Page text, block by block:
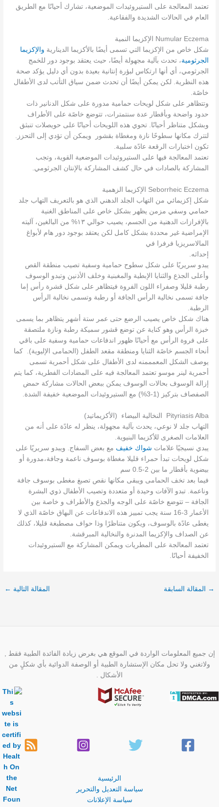
تعتمد المعالجة على الستيروئيدات الموضعية، تشارك أحيانًا مع الطريق
العام في الحالات الشديدة والفقاعية.
Numular Eczema الإكزيما النمية
شكل خاص من الإكزيما التي تسمى أيضًا بالأكزيما الدينارية والإكزيما
الجرثومية، تحدث بآلية مجهولة أيضًا، حيث يعتقد بوجود دور للخمج
الجرثومي، أي أنها ارتكاس لبؤرة إنتانية بعيدة بدون أي دليل يؤكد صحة
هذه النظرية. لكن يمكن أيضًا أن تحدث ضمن سياق التأتب لدى الأطفال
خاصًة.
وتتظاهر على شكل لويحات حمامية مدورة على شكل الدنانير ذات
حدود واضحة وبأقطار عدة سنتمترات، تتوضع خاصًة على الأطراف
وبشكل متناظر أحيانًا. تحوي هذه اللويحات أحيانًا على حويصلات تنبثق
لتترك مكانها سطوحًا نازة ومغطاة بقشور ويمكن أن تؤدي إلى التحزز.
تكون اختبارات الرقعة عادًة سلبية.
تعتمد المعالجة فيها على الستيروئيدات الموضعية القوية، وتجب
المشاركة بالصادات في حال كشف المشاركة بالإنتان الجرثومي.
Seborrheic Eczema الإكزيما الزهمية
شكل إكزيمائي من التهاب الجلد الدهني الذي هو بالتعريف التهاب جلد
حمامي وسفي مزمن يظهر بشكل خاص على المناطق الغنية
بالإفرازات الدهنية من الجسم، يصيب حوالي ١٣% من البالغين، آليته
الإمراضية غير محددة بشكل كامل لكن يعتقد بوجود دور هام لأبواغ
المالاسريزيا فرفرا في
إحداثه.
يبدو سريريًا على شكل سطوح حمامية وسفية تصيب منطقة القص
وأعلى الجذع والثنايا الإبطية والمغبنية وخلف الأذنين وتبدو الوسوف
رطبة قليلا وصفراء اللون الفروة فيتظاهر على شكل قشرة رأس إما
جافة تسمى نخالية الرأس الجافة أو رطبة وتسمى نخالية الرأس
الرطبة.
هناك شكل خاص يصيب الرضع حتى عمر ستة أشهر يتظاهر بما يسمى
خبزة الرأس وهو كناية عن توضع قشور سميكة رطبة ونازة ملتصقة
على فروة الرأس مع أحيانًا ظهور اندفاعات حمامية وسفية على باقي
أنحاء الجسم خاصًة الثنايا ومنطقة مقعد الطفل (الحمامى الإليوية). كما
يوصف الشكل المعمممنه لدى الأطفال على شكل أحمرية تسمى
أحمرية لينر موسو تعتمد المعالجة فيه على المضادات الفطرية، كما يتم
إزالة الوسوف بحالات الوسوف يمكن ببعض الحالات مشاركة حمض
الصفصاف بتركيز (1-3%) مع الستيروئيدات الموضعية خفيفة الشدة.
Pityriasis Alba النخالية البيضاء (الأكزيماتيد)
التهاب جلد لا نوعي، يحدث بآلية مجهولة، ينظر له عادًة على أنه من
العلامات الصغرى للأكزيما البنيوية.
يبدي نسيجيًا علامات شواك خفيف مع بعض السفاج. ويبدو سريريًا على
شكل لويحات تبدأ حمراء قليلا مغطاة بوسوف ناعمة وجافة،مدورة أو
بيضوية بأقطار ما بين 2-0.5 سم
فيما بعد تخف الحمامى ويبقى مكانها نقص تصبغ مغطى بوسوف جافة
وناعمة. تبدو الآفات وحيدة أو متعددة وتصيب الأطفال ذوي البشرة
الجافة – تتوضع خاصًة على الوجه والجذع والأطراف و خاصة بين
الأعمار 3-16 سنة يجب تمييز هذه الاندفاعات عن البهاق خاصًة الذي لا
يغطى عادًة بالوسوف، ويكون متناظرًا وذا حواف مصطبغة قليلا، كذلك
عن الصداف والإكزيما المدنرة والنخالية المبرقشة.
تعتمد المعالجة على المطريات ويمكن المشاركة مع الستيروئيدات
الخفيفة أحيانًا.
→ المقالة السابقة المقالة التالية ←
إن جميع المعلومات الواردة في الموقع هي بغرض زيادة الفائدة الطبية فقط ,
ولاتغني ولا تحل مكان الإستشارة الطبية أو الوصفة الدوائية بأي شكلٍ من
الأشكال .
الرئيسية
سياسة التعديل والتحرير
سياسة الإعلانات